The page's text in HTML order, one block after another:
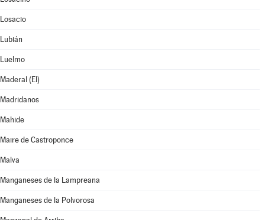
Losacio
Lubián
Luelmo
Maderal (El)
Madridanos
Mahide
Maire de Castroponce
Malva
Manganeses de la Lampreana
Manganeses de la Polvorosa